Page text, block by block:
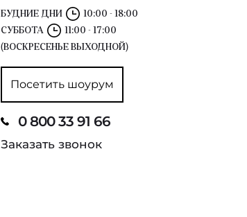
БУДНИЕ ДНИ
10:00 - 18:00
СУББОТА
11:00 - 17:00
(ВОСКРЕСЕНЬЕ ВЫХОДНОЙ)
Посетить шоурум
0 800 33 91 66
Заказать звонок